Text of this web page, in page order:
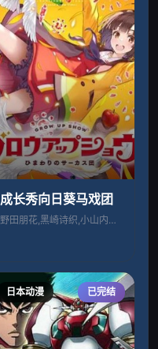
成长秀向日葵马戏团
野田朋花,黑崎诗织,小山内怜央
日本动漫 已完结